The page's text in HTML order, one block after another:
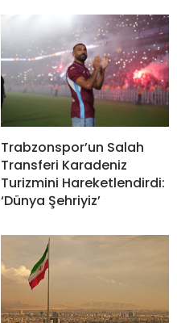
Trabzonspor’un Salah
Transferi Karadeniz
Turizmini Hareketlendirdi:
‘Dünya Şehriyiz’